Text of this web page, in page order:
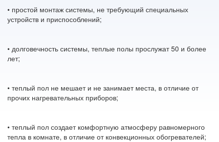
• простой монтаж системы, не требующий специальных
устройств и приспособлений;
• долговечность системы, теплые полы прослужат 50 и более
лет;
• теплый пол не мешает и не занимает места, в отличие от
прочих нагревательных приборов;
• теплый пол создает комфортную атмосферу равномерного
тепла в комнате, в отличие от конвекционных обогревателей;